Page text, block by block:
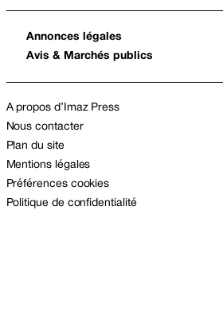
Annonces légales
Avis & Marchés publics
A propos d’Imaz Press
Nous contacter
Plan du site
Mentions légales
Préférences cookies
Politique de confidentialité